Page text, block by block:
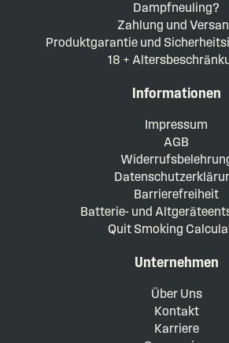
Dampfneuling?
Zahlung und
Produktgarantie und
18 +
Informationen
Impressum
AGB
Barrierefreiheit
Batterie- und
Quit Smoking
Unternehmen
Über Uns
Kontakt
Karriere